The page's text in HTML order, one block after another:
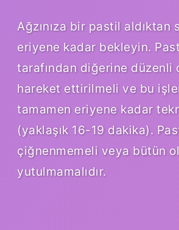
Ağzınıza bir pastil aldıktan
eriyene kadar bekleyin.
tarafından diğerine düzenli
hareket ettirilmeli ve bu
tamamen eriyene kadar
(yaklaşık 16-19 dakika).
çiğnenmemeli veya bütün
yutulmamalıdır.